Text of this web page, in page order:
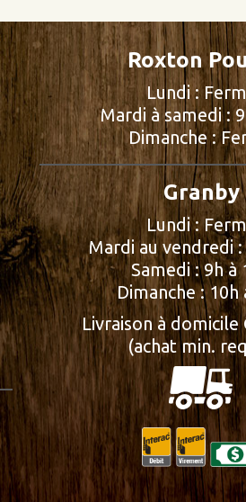
Roxton
Lundi :
Mardi à samedi :
Dimanche :
Granby
Lundi :
Mardi au vendredi :
Samedi : 9h à
Dimanche : 10h
Livraison à domicile
(achat min.